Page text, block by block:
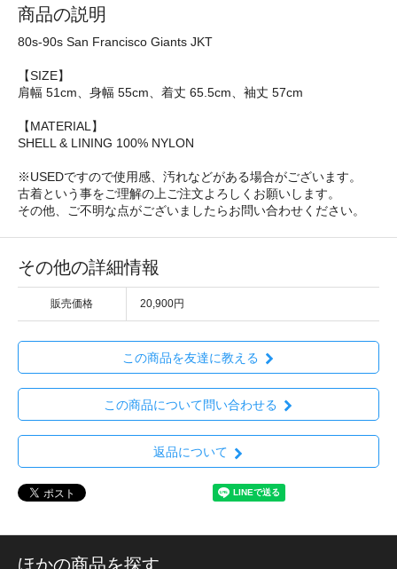
商品の説明
80s-90s San Francisco Giants JKT
【SIZE】
肩幅 51cm、身幅 55cm、着丈 65.5cm、袖丈 57cm
【MATERIAL】
SHELL & LINING 100% NYLON
※USEDですので使用感、汚れなどがある場合がございます。
古着という事をご理解の上ご注文よろしくお願いします。
その他、ご不明な点がございましたらお問い合わせください。
その他の詳細情報
販売価格 20,900円
この商品を友達に教える
この商品について問い合わせる
返品について
ほかの商品を探す